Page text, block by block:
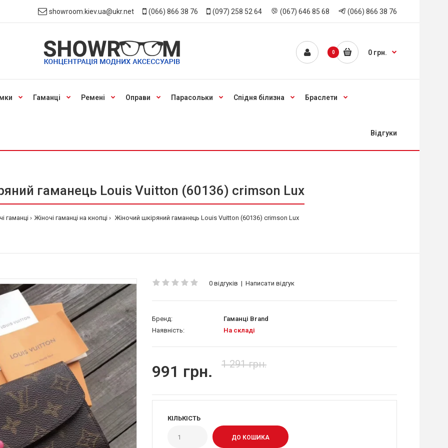
showroom.kiev.ua@ukr.net (066) 866 38 76 (097) 258 52 64 (067) 646 85 68 (066) 866 38 76
0 0 грн.
Гаманці Ремені Оправи Парасольки Спідня білизна Браслети
Відгуки
гаманець Louis Vuitton (60136) crimson Lux
гаманці Жіночі гаманці на кнопці Жіночий шкіряний гаманець Louis Vuitton (60136) crimson Lux
0 відгуків | Написати відгук
Бренд:
Гаманці Brand
Наявність:
На складі
991 грн. 1 291 грн.
КІЛЬКІСТЬ